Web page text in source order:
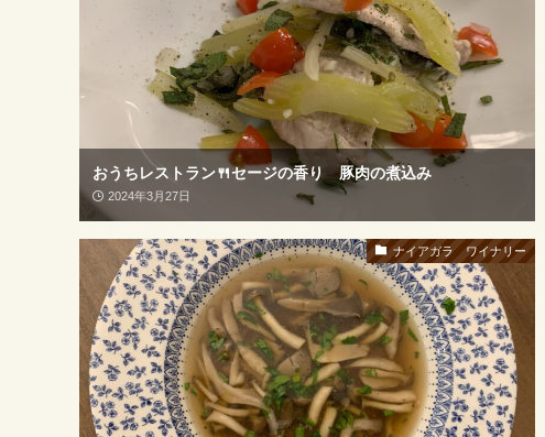
おうちレストラン🍴セージの香り 豚肉の煮込み
2024年3月27日
ナイアガラ ワイナリー